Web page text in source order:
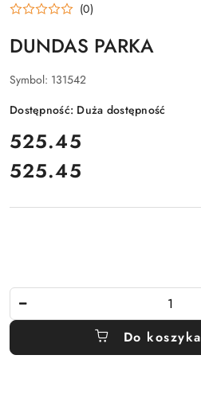
(0)
DUNDAS PARKA
Symbol: 131542
Dostępność: Duża dostępność
cena:
525.45
Cena:
525.45
Do koszyka